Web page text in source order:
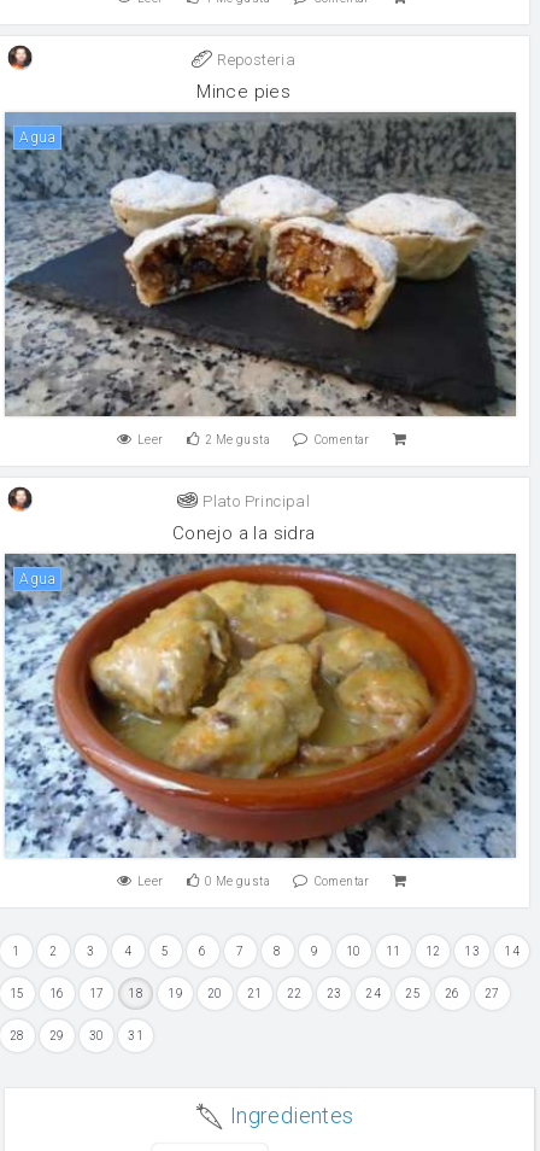
Reposteria
Mince pies
agua
Leer 2 Me gusta Comentar
Plato Principal
Conejo a la sidra
agua
Leer 0 Me gusta Comentar
1 2 3 4 5 6 7 8 9 10 11 12 13 14
15 16 17 18 19 20 21 22 23 24 25 26 27
28 29 30 31
Ingredientes